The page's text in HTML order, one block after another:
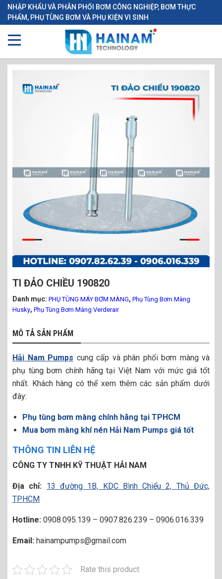
NHẬP KHẨU VÀ PHÂN PHỐI BƠM CÔNG NGHIỆP, BƠM THỰC
PHẨM, PHỤ TÙNG BƠM VÀ PHỤ KIỆN VI SINH
TI ĐẢO CHIỀU 190820
Danh mục: PHỤ TÙNG MÁY BƠM MÀNG, Phụ Tùng Bơm Màng
Husky, Phụ Tùng Bơm Màng Verderair
MÔ TẢ SẢN PHẨM
Hải Nam Pumps cung cấp và phân phối bơm màng và
phụ tùng bơm chính hãng tại Việt Nam với mức giá tốt
nhất. Khách hàng có thể xem thêm các sản phẩm dưới
đây:
Phụ tùng bơm màng chính hãng tại TPHCM
Mua bơm màng khí nén Hải Nam Pumps giá tốt
THÔNG TIN LIÊN HỆ
CÔNG TY TNHH KỸ THUẬT HẢI NAM
Địa chỉ: 13 đường 1B, KDC Bình Chiểu 2, Thủ Đức,
TPHCM
Hotline: 0908.095.139 – 0907.826.239 – 0906.016.339
Email: hainampumps@gmail.com
Rate this product